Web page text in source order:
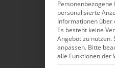
personalisierte
Informationen über
Es besteht keine
Angebot zu nutzen.
anpassen. Bitte
alle Funktionen der